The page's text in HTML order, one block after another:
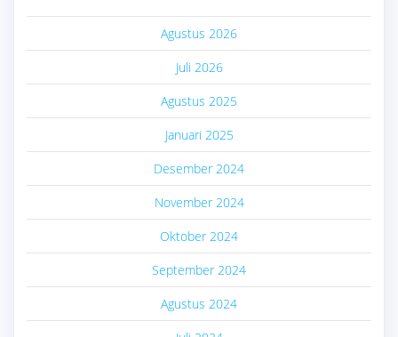
Agustus 2026
Juli 2026
Agustus 2025
Januari 2025
Desember 2024
November 2024
Oktober 2024
September 2024
Agustus 2024